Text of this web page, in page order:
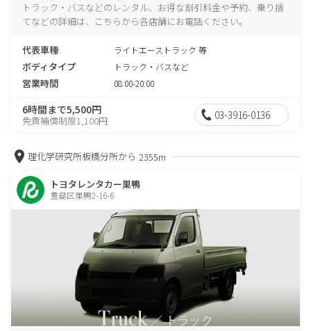
トラック・バスなどのレンタル、お得な割引料金や予約、乗り捨
てなどの詳細は、こちらから各店舗にお電話ください。
代表車種 ライトエーストラック 等
ボディタイプ トラック・バスなど
営業時間 08:00-20:00
6時間まで5,500円
免責補償制度1,100円 03-3916-0136
理化学研究所板橋分所から 2355m
トヨタレンタカー巣鴨
豊島区巣鴨2-16-6